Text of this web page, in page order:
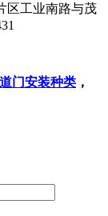
工业南路与茂
门安装种类 ，